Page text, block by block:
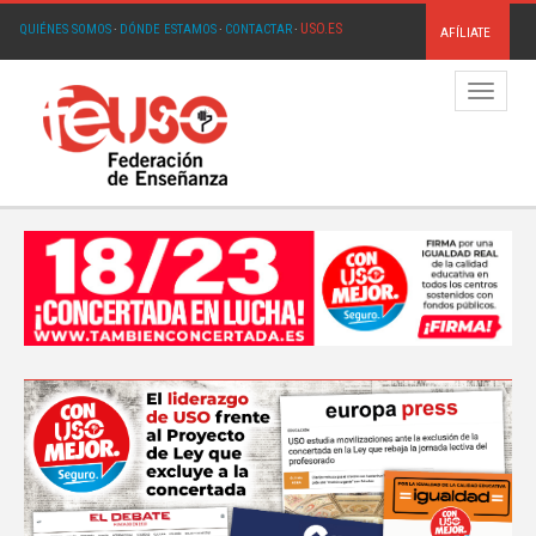
QUIÉNES SOMOS· DÓNDE ESTAMOS· CONTACTAR· USO.ES AFÍLIATE
Menú